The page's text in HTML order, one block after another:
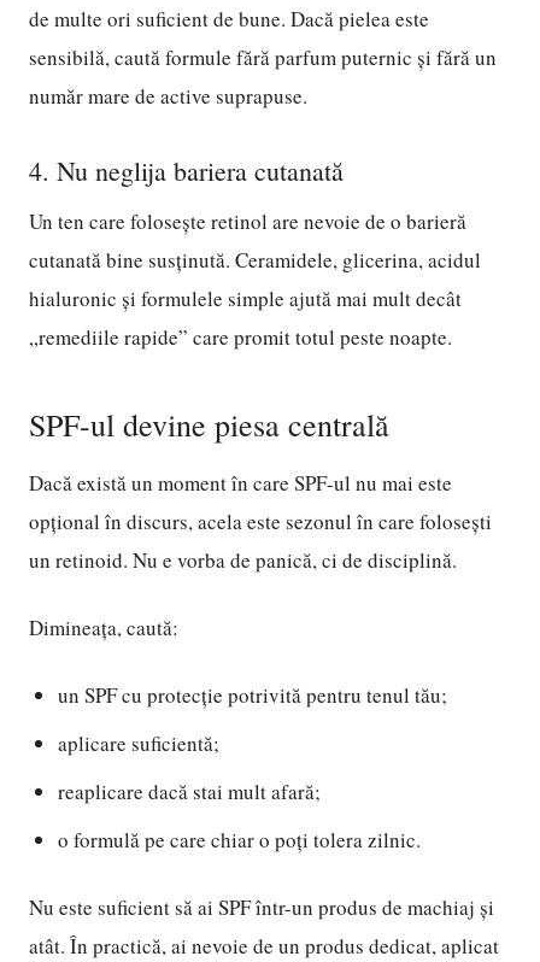
de multe ori suficient de bune. Dacă pielea este
sensibilă, caută formule fără parfum puternic și fără un
număr mare de active suprapuse.
4. Nu neglija bariera cutanată
Un ten care folosește retinol are nevoie de o barieră
cutanată bine susținută. Ceramidele, glicerina, acidul
hialuronic și formulele simple ajută mai mult decât
„remediile rapide” care promit totul peste noapte.
SPF-ul devine piesa centrală
Dacă există un moment în care SPF-ul nu mai este
opțional în discurs, acela este sezonul în care folosești
un retinoid. Nu e vorba de panică, ci de disciplină.
Dimineața, caută:
un SPF cu protecție potrivită pentru tenul tău;
aplicare suficientă;
reaplicare dacă stai mult afară;
o formulă pe care chiar o poți tolera zilnic.
Nu este suficient să ai SPF într-un produs de machiaj și
atât. În practică, ai nevoie de un produs dedicat, aplicat